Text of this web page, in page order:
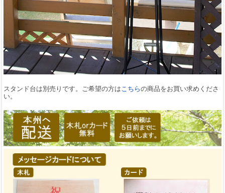
スタンド台は別売りです。ご希望の方は こちらの商品をお買い求めくださ
い。